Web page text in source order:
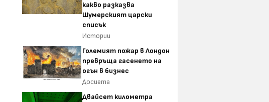
какво разказва
Шумерският царски
списък
Истории
Големият пожар в Лондон
превръща гасенето на
огън в бизнес
Досиета
Двайсет километра